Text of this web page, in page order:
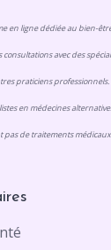
en ligne dédiée au bien-
avec des
praticiens
en médecines
pas de traitements